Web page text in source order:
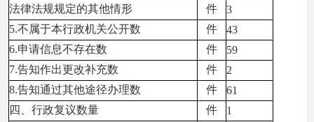
法律法规规定的其他情形
件
3
5.不属于本行政机关公开数
件
43
6.申请信息不存在数
件
59
7.告知作出更改补充数
件
2
8.告知通过其他途径办理数
件
61
四、行政复议数量
件
1